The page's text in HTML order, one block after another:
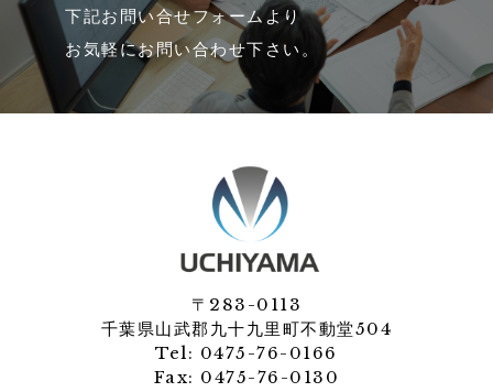
下記お問い合せフォームより
お気軽にお問い合わせ下さい。​
〒283-0113
千葉県山武郡九十九里町不動堂504
Tel: 0475-76-0166
Fax: 0475-76-0130